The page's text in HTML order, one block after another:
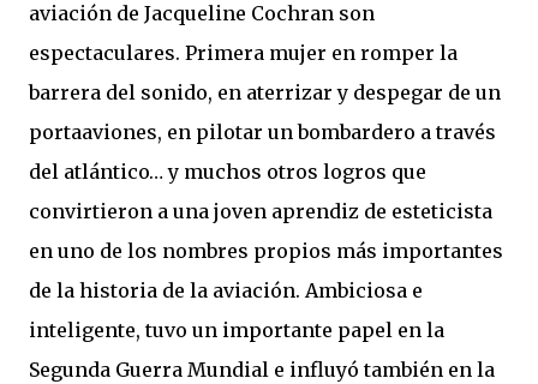
aviación de Jacqueline Cochran son
espectaculares. Primera mujer en romper la
barrera del sonido, en aterrizar y despegar de un
portaaviones, en pilotar un bombardero a través
del atlántico… y muchos otros logros que
convirtieron a una joven aprendiz de esteticista
en uno de los nombres propios más importantes
de la historia de la aviación. Ambiciosa e
inteligente, tuvo un importante papel en la
Segunda Guerra Mundial e influyó también en la